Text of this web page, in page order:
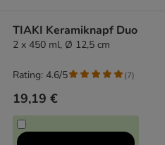
TIAKI Keramiknapf Duo
2 x 450 ml, Ø 12,5 cm
19,19 €
Rating: 4.6/5 (7)